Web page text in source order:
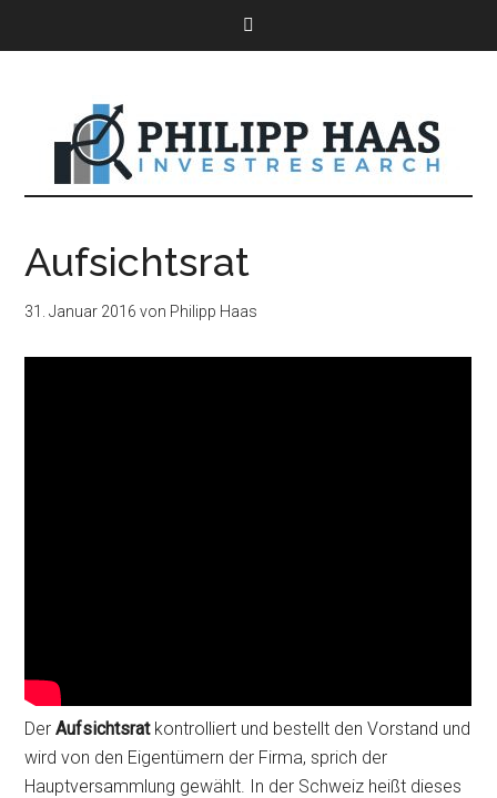
Aufsichtsrat
31. Januar 2016 von Philipp Haas
DerAufsichtsratkontrolliert und bestellt den Vorstand und
wird von den Eigentümern der Firma, sprich der
Hauptversammlung gewählt. In der Schweiz heißt dieses